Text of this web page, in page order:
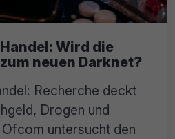
Wird die
neuen Darknet?
Recherche deckt
Drogen und
untersucht den